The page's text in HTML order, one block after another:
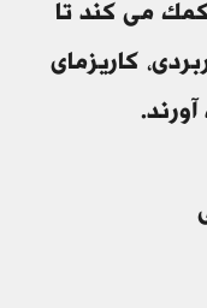
می کند تا
کاریزمای